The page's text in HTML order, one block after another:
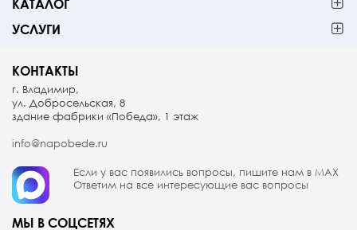
КАТАЛОГ
УСЛУГИ
КОНТАКТЫ
г. Владимир,
ул. Добросельская, 8
здание фабрики «Победа», 1 этаж
info@napobede.ru
Если у вас появились вопросы, пишите нам в МАX
Ответим на все интересующие вас вопросы
МЫ В СОЦСЕТЯХ